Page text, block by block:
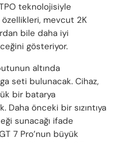
teknolojisiyle
özellikleri, mevcut 2K
bile daha iyi
gösteriyor.
altında
seti bulunacak. Cihaz,
bir batarya
Daha önceki bir sızıntıya
sunacağı ifade
7 Pro’nun büyük